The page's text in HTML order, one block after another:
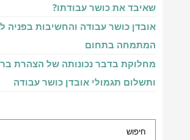
שאיבד את כושר עבודתו?
אובדן כושר עבודה והחשיבות בפניה
המתמחה בתחום
מחלוקת בדבר נכונותה של הצהרת
ותשלום תגמולי אובדן כושר עבודה